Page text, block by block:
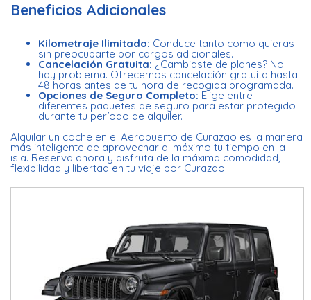
Beneficios Adicionales
Kilometraje Ilimitado: Conduce tanto como quieras
sin preocuparte por cargos adicionales.
Cancelación Gratuita: ¿Cambiaste de planes? No
hay problema. Ofrecemos cancelación gratuita hasta
48 horas antes de tu hora de recogida programada.
Opciones de Seguro Completo: Elige entre
diferentes paquetes de seguro para estar protegido
durante tu período de alquiler.
Alquilar un coche en el Aeropuerto de Curazao es la manera
más inteligente de aprovechar al máximo tu tiempo en la
isla. Reserva ahora y disfruta de la máxima comodidad,
flexibilidad y libertad en tu viaje por Curazao.